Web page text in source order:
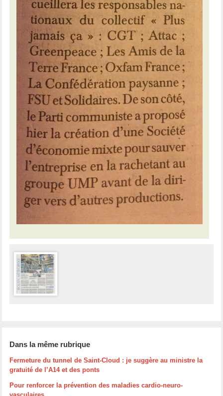
Dans la même rubrique
Fermeture du tunnel de Saint-Cloud : je suggère au ministre la
gratuité de l’A14 et des ponts
Pour renforcer la prévention des maladies cardio-neuro-